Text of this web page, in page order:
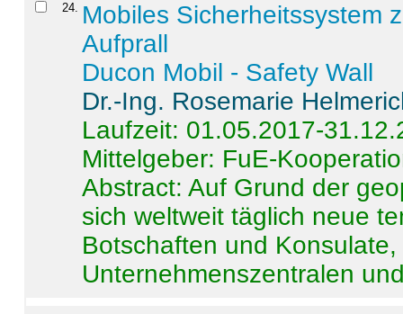
24. Mobiles Sicherheitssystem
Aufprall
Ducon Mobil - Safety Wall
Dr.-Ing. Rosemarie
Laufzeit: 01.05.2017-
Mittelgeber: FuE-
Abstract:Auf Grund der
sich weltweit täglich neue
Botschaften und
Unternehmenszentralen